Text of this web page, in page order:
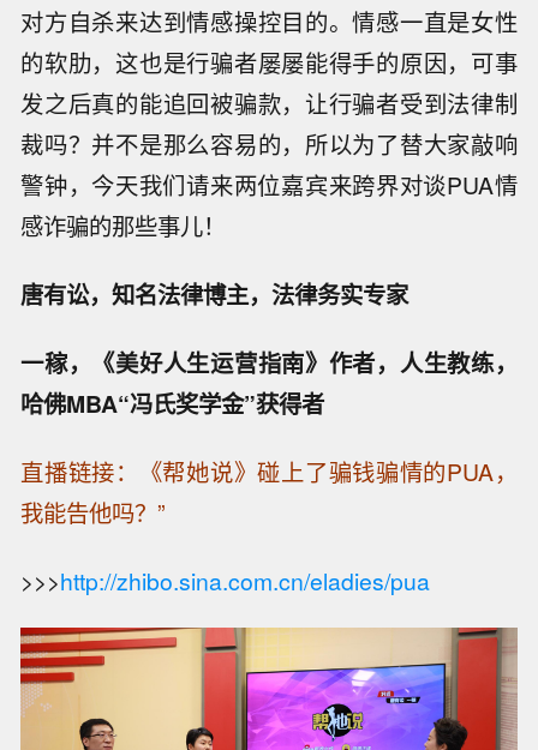
对方自杀来达到情感操控目的。情感一直是女性
的软肋，这也是行骗者屡屡能得手的原因，可事
发之后真的能追回被骗款，让行骗者受到法律制
裁吗？并不是那么容易的，所以为了替大家敲响
警钟，今天我们请来两位嘉宾来跨界对谈PUA情
感诈骗的那些事儿！
唐有讼，知名法律博主，法律务实专家
一稼，《美好人生运营指南》作者，人生教练，
哈佛MBA“冯氏奖学金”获得者
直播链接：《帮她说》碰上了骗钱骗情的PUA，
我能告他吗？”
>>>http://zhibo.sina.com.cn/eladies/pua